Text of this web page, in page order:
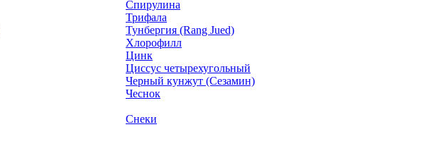
Спирулина
Трифала
Тунбергия (Rang Jued)
Хлорофилл
Цинк
Циссус четырехугольный
Черный кунжут (Сезамин)
Чеснок
Снеки